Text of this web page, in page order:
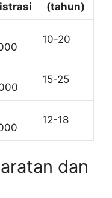
(tahun)
10-20
15-25
12-18
dan